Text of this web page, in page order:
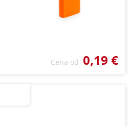
Cena od 0,19 €